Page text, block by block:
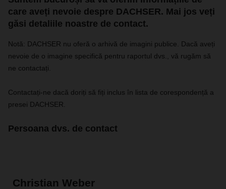
care aveți nevoie despre DACHSER. Mai jos veți
găsi detaliile noastre de contact.
Notă: DACHSER nu oferă o arhivă de imagini publice. Dacă aveți
nevoie de o imagine specifică pentru raportul dvs., vă rugăm să
ne contactați.
Contactați-ne dacă doriți să fiți inclus în lista de corespondență a
presei DACHSER.
Persoana dvs. de contact
Christian Weber